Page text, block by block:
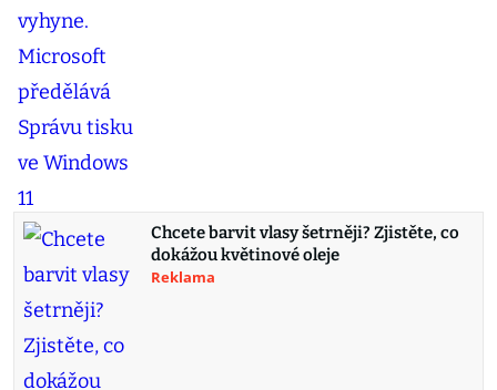
Chcete barvit vlasy šetrněji? Zjistěte, co
dokážou květinové oleje
Reklama